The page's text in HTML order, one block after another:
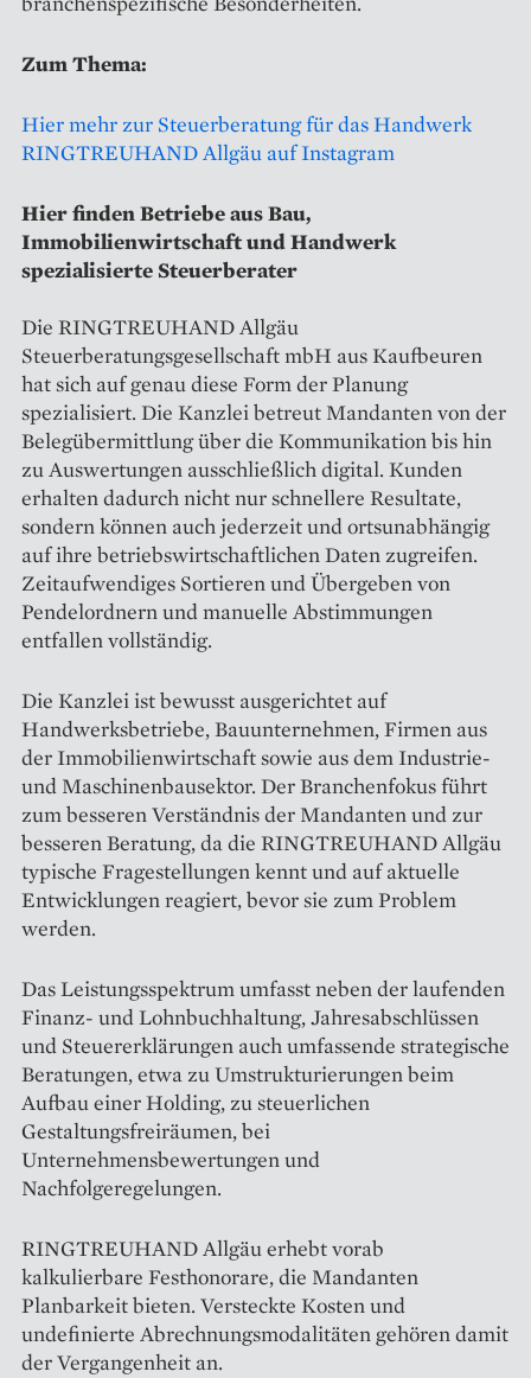
Zum Thema:
Hier mehr zur Steuerberatung für das Handwerk
RINGTREUHAND Allgäu auf Instagram
Hier finden Betriebe aus Bau,
Immobilienwirtschaft und Handwerk
spezialisierte Steuerberater
Die RINGTREUHAND Allgäu
Steuerberatungsgesellschaft mbH aus Kaufbeuren
hat sich auf genau diese Form der Planung
spezialisiert. Die Kanzlei betreut Mandanten von der
Belegübermittlung über die Kommunikation bis hin
zu Auswertungen ausschließlich digital. Kunden
erhalten dadurch nicht nur schnellere Resultate,
sondern können auch jederzeit und ortsunabhängig
auf ihre betriebswirtschaftlichen Daten zugreifen.
Zeitaufwendiges Sortieren und Übergeben von
Pendelordnern und manuelle Abstimmungen
entfallen vollständig.
Die Kanzlei ist bewusst ausgerichtet auf
Handwerksbetriebe, Bauunternehmen, Firmen aus
der Immobilienwirtschaft sowie aus dem Industrie-
und Maschinenbausektor. Der Branchenfokus führt
zum besseren Verständnis der Mandanten und zur
besseren Beratung, da die RINGTREUHAND Allgäu
typische Fragestellungen kennt und auf aktuelle
Entwicklungen reagiert, bevor sie zum Problem
werden.
Das Leistungsspektrum umfasst neben der laufenden
Finanz- und Lohnbuchhaltung, Jahresabschlüssen
und Steuererklärungen auch umfassende strategische
Beratungen, etwa zu Umstrukturierungen beim
Aufbau einer Holding, zu steuerlichen
Gestaltungsfreiräumen, bei
Unternehmensbewertungen und
Nachfolgeregelungen.
RINGTREUHAND Allgäu erhebt vorab
kalkulierbare Festhonorare, die Mandanten
Planbarkeit bieten. Versteckte Kosten und
undefinierte Abrechnungsmodalitäten gehören damit
der Vergangenheit an.